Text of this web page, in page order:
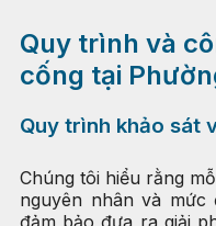
Quy trình và
cống tại
Quy trình khảo sát
Chúng tôi hiểu rằng
nguyên nhân và
đảm bảo đưa ra giải